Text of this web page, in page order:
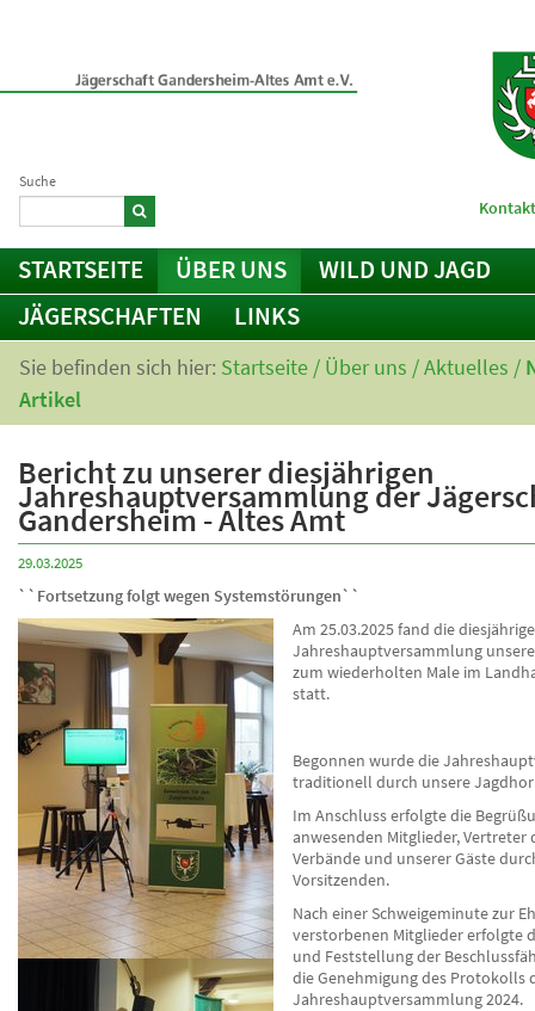
Suche
STARTSEITE ÜBER UNS
WILD UND JAGD
JÄGERSCHAFTEN
LINKS
Sie befinden sich hier: Startseite / Über uns /Aktuelles /
Artikel
Bericht zu unserer diesjährigen
Jahreshauptversammlung der
Gandersheim - Altes Amt
29.03.2025
``Fortsetzung folgt wegen Systemstörungen``
Am 25.03.2025 fand die diesjährige
Jahreshauptversammlung
zum wiederholten Male im
statt.
Begonnen wurde die
traditionell durch unsere
Im Anschluss erfolgte die
anwesenden Mitglieder, Vertreter
Verbände und unserer Gäste
Vorsitzenden.
Nach einer Schweigeminute zur
verstorbenen Mitglieder erfolgte
und Feststellung der
die Genehmigung des Protokolls
Jahreshauptversammlung 2024.